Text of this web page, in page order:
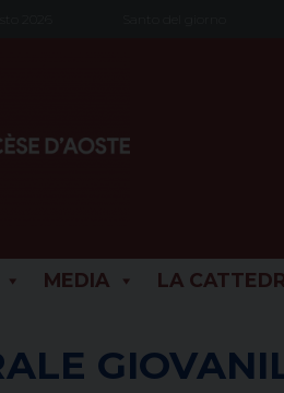
MEDIA LA